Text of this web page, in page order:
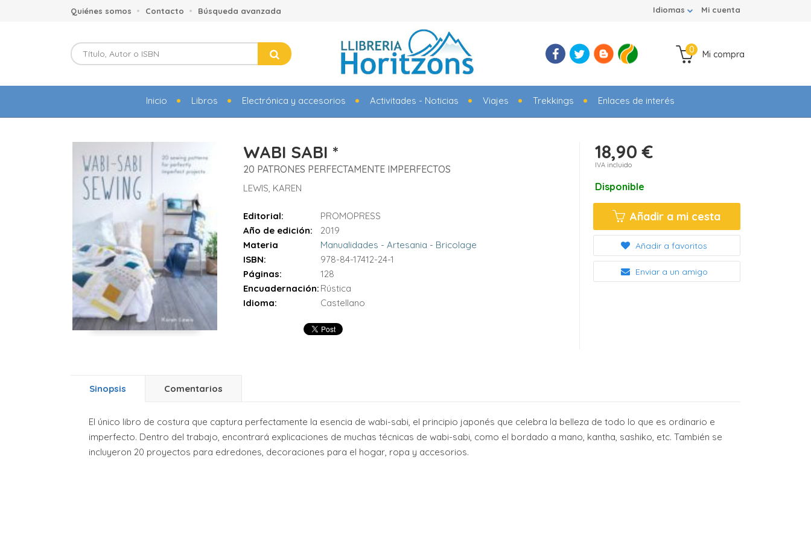
Mi cuenta
Idiomas
Quiénes somos Contacto Búsqueda avanzada
Mi compra
0
Inicio Libros Electrónica y accesorios Activitades - Noticias Viajes Trekkings Enlaces de interés
WABI SABI *
20 PATRONES PERFECTAMENTE IMPERFECTOS
LEWIS, KAREN
Editorial:
PROMOPRESS
Año de edición:
2019
Materia
Manualidades - Artesania - Bricolage
ISBN:
978-84-17412-24-1
Páginas:
128
Encuadernación: Rústica
Idioma:
Castellano
18,90 €
IVA incluido
Disponible
Añadir a mi cesta
Añadir a favoritos
Enviar a un amigo
Sinopsis Comentarios
El único libro de costura que captura perfectamente la esencia de wabi-sabi, el principio japonés que celebra la belleza de todo lo que es ordinario e
imperfecto. Dentro del trabajo, encontrará explicaciones de muchas técnicas de wabi-sabi, como el bordado a mano, kantha, sashiko, etc. También se
incluyeron 20 proyectos para edredones, decoraciones para el hogar, ropa y accesorios.